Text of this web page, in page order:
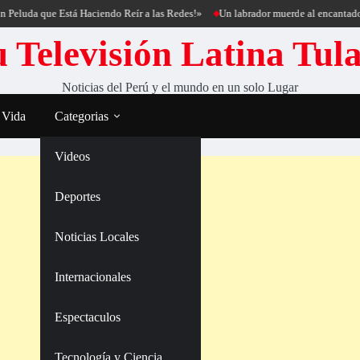
Está Haciendo Reír a las Redes!» Un labrador muerde al encantador de
Televisión Latina
Noticias del Perú y el mundo en un solo Lugar
Categorias
Videos
Deportes
Noticias Locales
Internacionales
Espectaculos
Tecnología y Ciencia